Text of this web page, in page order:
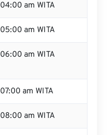
04:00 am WITA
05:00 am WITA
06:00 am WITA
07:00 am WITA
08:00 am WITA